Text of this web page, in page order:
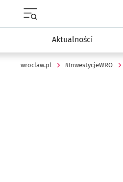
Aktualności
wroclaw.pl #InwestycjeWRO